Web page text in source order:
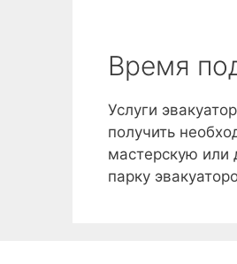
Время
Услуги
получить
мастерскую или
парку